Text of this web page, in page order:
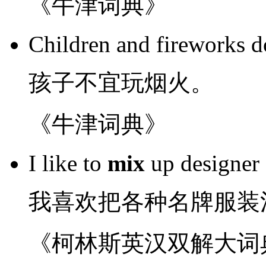
《牛津词典》
Children and fireworks
孩子不宜玩烟火。
《牛津词典》
I like to mix up designer
我喜欢把各种名牌服
《柯林斯英汉双解大